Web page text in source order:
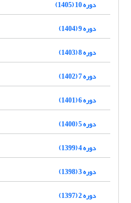
دوره 10 (1405)
دوره 9 (1404)
دوره 8 (1403)
دوره 7 (1402)
دوره 6 (1401)
دوره 5 (1400)
دوره 4 (1399)
دوره 3 (1398)
دوره 2 (1397)